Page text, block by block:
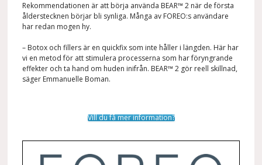
Rekommendationen är att börja använda BEAR™ 2 när de första
ålderstecknen börjar bli synliga. Många av FOREO:s användare
har redan mogen hy.
– Botox och fillers är en quickfix som inte håller i längden. Här har
vi en metod för att stimulera processerna som har föryngrande
effekter och ta hand om huden inifrån. BEAR™ 2 gör reell skillnad,
säger Emmanuelle Boman.
Vill du få mer information?